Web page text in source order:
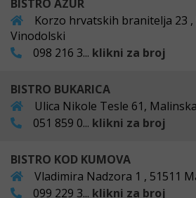
BISTRO AZUR
Korzo hrvatskih branitelja
Vinodolski
098 216 3... klikni za broj
BISTRO BUKARICA
Ulica Nikole Tesle 61,
051 859 0... klikni za broj
BISTRO KOD KUMOVA
Vladimira Nadzora 1 , 51511
099 229 3... klikni za broj